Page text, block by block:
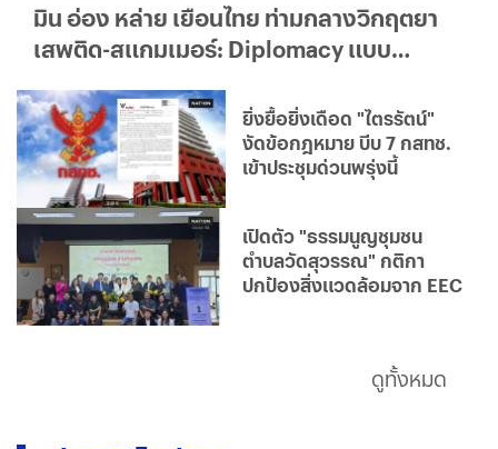
มิน อ่อง หล่าย เยือนไทย ท่ามกลางวิกฤตยา
เสพติด-สแกมเมอร์: Diplomacy แบบ
ยิ่งยื้อยิ่งเดือด "ไตรรัตน์"
งัดข้อกฎหมาย บีบ 7 กสทช.
เข้าประชุมด่วนพรุ่งนี้
เปิดตัว "ธรรมนูญชุมชน
ตำบลวัดสุวรรณ" กติกา
ปกป้องสิ่งแวดล้อมจาก EEC
ดูทั้งหมด